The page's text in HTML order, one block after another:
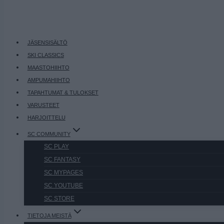
JÄSENSISÄLTÖ
SKI CLASSICS
MAASTOHIIHTO
AMPUMAHIIHTO
TAPAHTUMAT & TULOKSET
VARUSTEET
HARJOITTELU
SC COMMUNITY
SC PLAY
SC FANTASY
SC MYPAGES
SC YOUTUBE
SC STORE
TIETOJA MEISTÄ